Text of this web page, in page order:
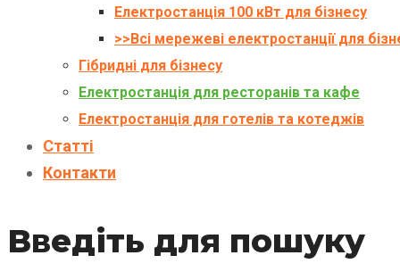
Електростанція 100 кВт для бізнесу
>>Всі мережеві електростанції для
Гібридні для бізнесу
Електростанція для ресторанів та кафе
Електростанція для готелів та котеджів
Статті
Контакти
Введіть для пошуку